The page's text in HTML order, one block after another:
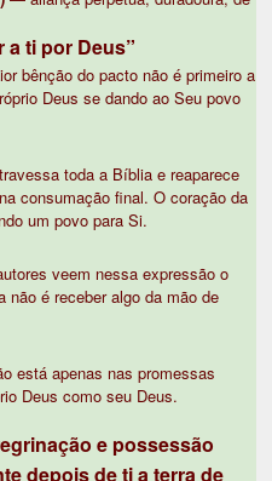
ti por Deus”
bênção do pacto não é primeiro a
Deus se dando ao Seu povo
toda a Bíblia e reaparece
consumação final. O coração da
um povo para Si.
veem nessa expressão o
não é receber algo da mão de
está apenas nas promessas
Deus como seu Deus.
e possessão
depois de ti a terra de